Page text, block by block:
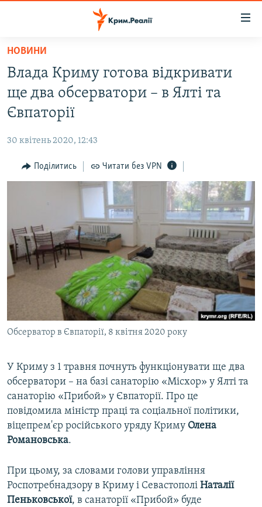
Перейти
основного
матеріалу
Перейти
до
основної
Перейти
до
ВОДА.КРИМ
ВІДЕО ТА ФОТО
БЛОГИ
ПОГЛЯД
СПЕЦПРОЕКТИ
ДЕПОРТАЦІЯ
ВІДЕОУРОКИ «ELIFBE»
СВІДЧЕННЯ ОКУПАЦІЇ
УКРАЇНСЬКА ПРОБЛЕМА КРИМУ
ІНФОГРАФІКА
ЯК ОБІЙТИ БЛОКУВАННЯ
ДОЛУЧАЙСЯ!
Усі сайти RFE/RL
НОВИНИ
Влада Криму готова відкривати
ще два обсерватори – в Ялті та
Євпаторії
30 квітень 2020, 12:43
Поділитись Читати без VPN
Обсерватор в Євпаторії, 8 квітня 2020 року
У Криму з 1 травня почнуть функціонувати ще два
обсерватори – на базі санаторію «Місхор» у Ялті та
санаторію «Прибой» у Євпаторії. Про це
повідомила міністр праці та соціальної політики,
віцепрем'єр російського уряду Криму Олена
Романовська.
При цьому, за словами голови управління
Роспотребнадзору в Криму і Севастополі Наталії
Пеньковської, в санаторії «Прибой» буде